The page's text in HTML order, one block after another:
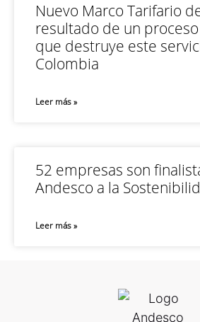
Nuevo Marco Tarifario
resultado de un
que destruye este
Colombia
Leer más »
52 empresas son
Andesco a la
Leer más »